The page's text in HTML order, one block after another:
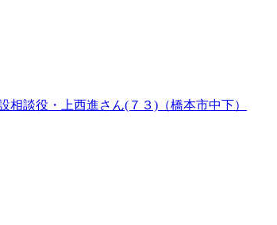
談役・上西進さん(７３)（橋本市中下）